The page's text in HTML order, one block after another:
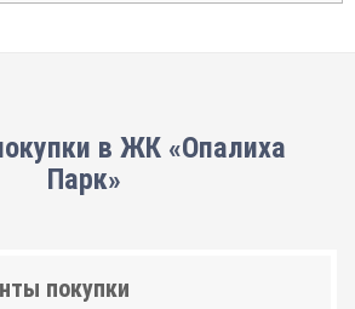
в ЖК «Опалиха
Парк»
покупки